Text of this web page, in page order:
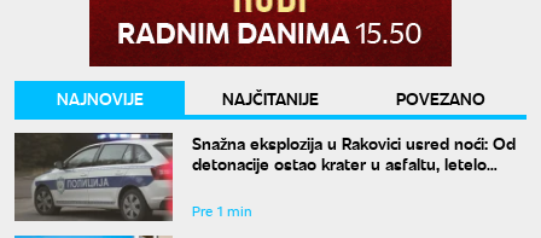
NAJNOVIJE NAJČITANIJE
POVEZANO
Snažna eksplozija u Rakovici usred noći: Od
detonacije ostao krater u asfaltu, letelo
Pre 1 min